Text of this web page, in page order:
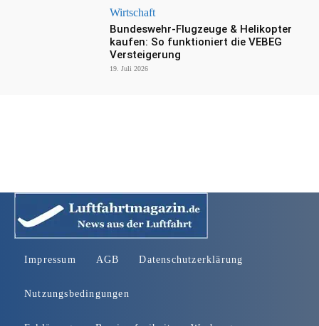
Wirtschaft
Bundeswehr-Flugzeuge & Helikopter
kaufen: So funktioniert die VEBEG
Versteigerung
19. Juli 2026
Impressum AGB Datenschutzerklärung
Nutzungsbedingungen